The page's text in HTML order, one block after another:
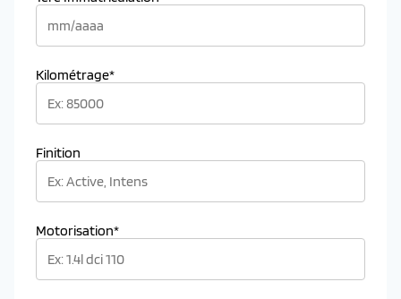
Kilométrage*
Finition
Motorisation*